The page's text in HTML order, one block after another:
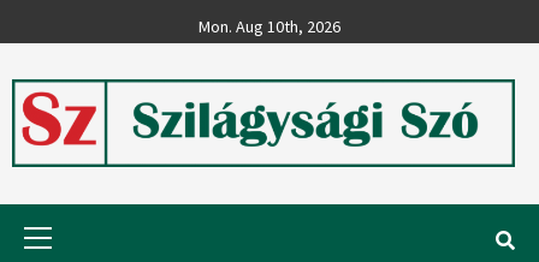
to
Mon. Aug 10th, 2026
Szilágysági